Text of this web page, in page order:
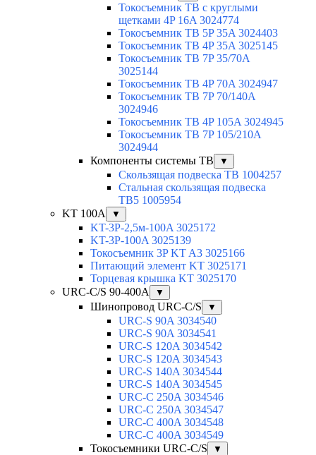
Токосъемник TB с круглыми
щетками 4P 16A 3024774
Токосъемник TB 5P 35A 3024403
Токосъемник TB 4P 35A 3025145
Токосъемник TB 7P 35/70A
3025144
Токосъемник TB 4P 70A 3024947
Токосъемник TB 7P 70/140A
3024946
Токосъемник TB 4P 105A 3024945
Токосъемник TB 7P 105/210A
3024944
Компоненты системы TB
▼
Скользящая подвеска TB 1004257
Стальная скользящая подвеска
TB5 1005954
KT 100А
▼
KT-3P-2,5м-100A 3025172
KT-3P-100A 3025139
Токосъемник 3P KT A3 3025166
Питающий элемент KT 3025171
Торцевая крышка KT 3025170
URC-C/S 90-400А
▼
Шинопровод URC-C/S ▼
URC-S 90A 3034540
URC-S 90A 3034541
URC-S 120A 3034542
URC-S 120A 3034543
URC-S 140A 3034544
URC-S 140A 3034545
URC-C 250A 3034546
URC-C 250A 3034547
URC-C 400A 3034548
URC-C 400A 3034549
Токосъемники URC-C/S
▼